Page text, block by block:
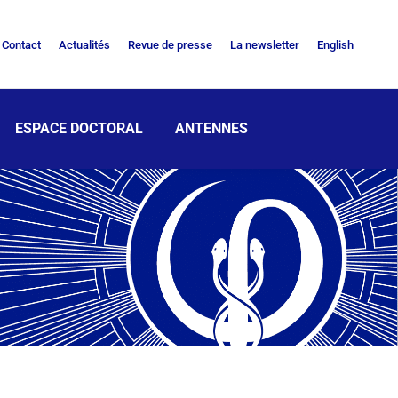
Contact Actualités Revue de presse La newsletter English
ESPACE DOCTORAL ANTENNES